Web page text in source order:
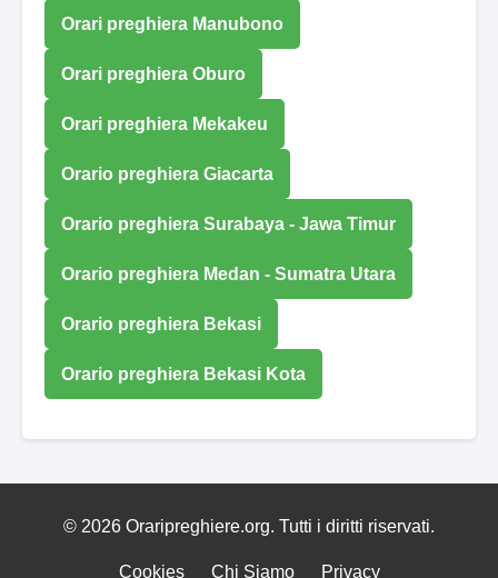
Orari preghiera Manubono
Orari preghiera Oburo
Orari preghiera Mekakeu
Orario preghiera Giacarta
Orario preghiera Surabaya - Jawa Timur
Orario preghiera Medan - Sumatra Utara
Orario preghiera Bekasi
Orario preghiera Bekasi Kota
© 2026 Oraripreghiere.org. Tutti i diritti riservati.
Cookies Chi Siamo Privacy